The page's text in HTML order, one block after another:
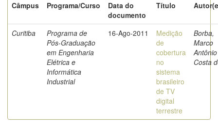
Câmpus
Programa/Curso
Data do
documento
Título
Curitiba
Programa de
Pós-Graduação
em Engenharia
Elétrica e
Informática
Industrial
16-Ago-2011
Medição
de
cobertura
no
sistema
brasileiro
de TV
digital
terrestre
Borba,
Marco
Antônio
Costa